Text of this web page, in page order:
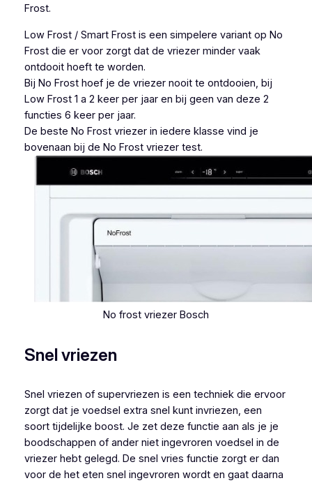
Frost.
Low Frost / Smart Frost is een simpelere variant op No
Frost die er voor zorgt dat de vriezer minder vaak
ontdooit hoeft te worden.
Bij No Frost hoef je de vriezer nooit te ontdooien, bij
Low Frost 1 a 2 keer per jaar en bij geen van deze 2
functies 6 keer per jaar.
De beste No Frost vriezer in iedere klasse vind je
bovenaan bij de No Frost vriezer test.
No frost vriezer Bosch
Snel vriezen
Snel vriezen of supervriezen is een techniek die ervoor
zorgt dat je voedsel extra snel kunt invriezen, een
soort tijdelijke boost. Je zet deze functie aan als je je
boodschappen of ander niet ingevroren voedsel in de
vriezer hebt gelegd. De snel vries functie zorgt er dan
voor de het eten snel ingevroren wordt en gaat daarna